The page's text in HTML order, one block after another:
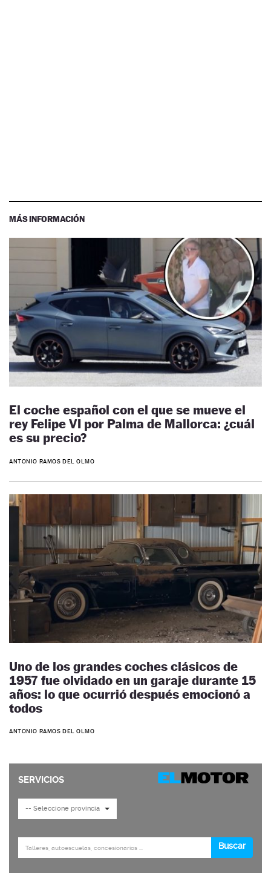
MÁS INFORMACIÓN
El coche español con el que se mueve el
rey Felipe VI por Palma de Mallorca: ¿cuál
es su precio?
ANTONIO RAMOS DEL OLMO
Uno de los grandes coches clásicos de
1957 fue olvidado en un garaje durante 15
años: lo que ocurrió después emocionó a
todos
ANTONIO RAMOS DEL OLMO